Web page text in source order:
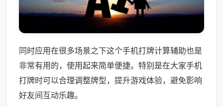
同时应用在很多场景之下这个手机打牌计算辅助也是
非常有用的，使用起来简单便捷。特别是在大家手机
打牌时可以合理调整牌型，提升游戏体验，避免影响
好友间互动乐趣。